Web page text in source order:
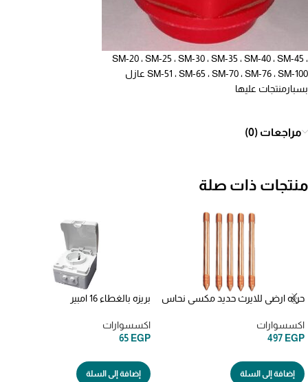
SM-20 ، SM-25 ، SM-30 ، SM-35 ، SM-40 ، SM-45 ،
SM-51 ، SM-65 ، SM-70 ، SM-76 ، SM-100 عازل
بسبارمنتجات عليها
مراجعات (0)
منتجات ذات صلة
حربه ارضي للايرث حديد مكسي نحاس
اكسسوارات
497 EGP
إضافة إلى السلة
بريزه بالغطاء 16 امبير
اكسسوارات
65 EGP
إضافة إلى السلة